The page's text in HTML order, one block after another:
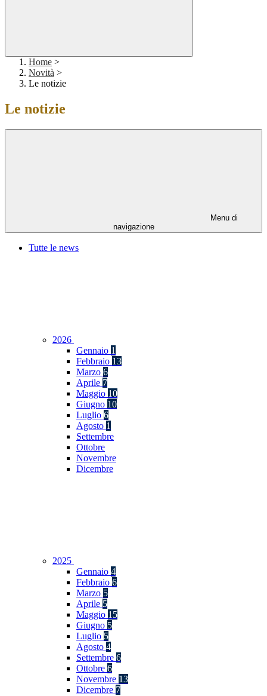
Home >
Novità >
Le notizie
Le notizie
Menu di
navigazione
Tutte le news
2026
Gennaio 1
Febbraio 13
Marzo 6
Aprile 7
Maggio 10
Giugno 10
Luglio 6
Agosto 1
Settembre
Ottobre
Novembre
Dicembre
2025
Gennaio 4
Febbraio 6
Marzo 5
Aprile 5
Maggio 15
Giugno 5
Luglio 5
Agosto 4
Settembre 6
Ottobre 6
Novembre 13
Dicembre 7